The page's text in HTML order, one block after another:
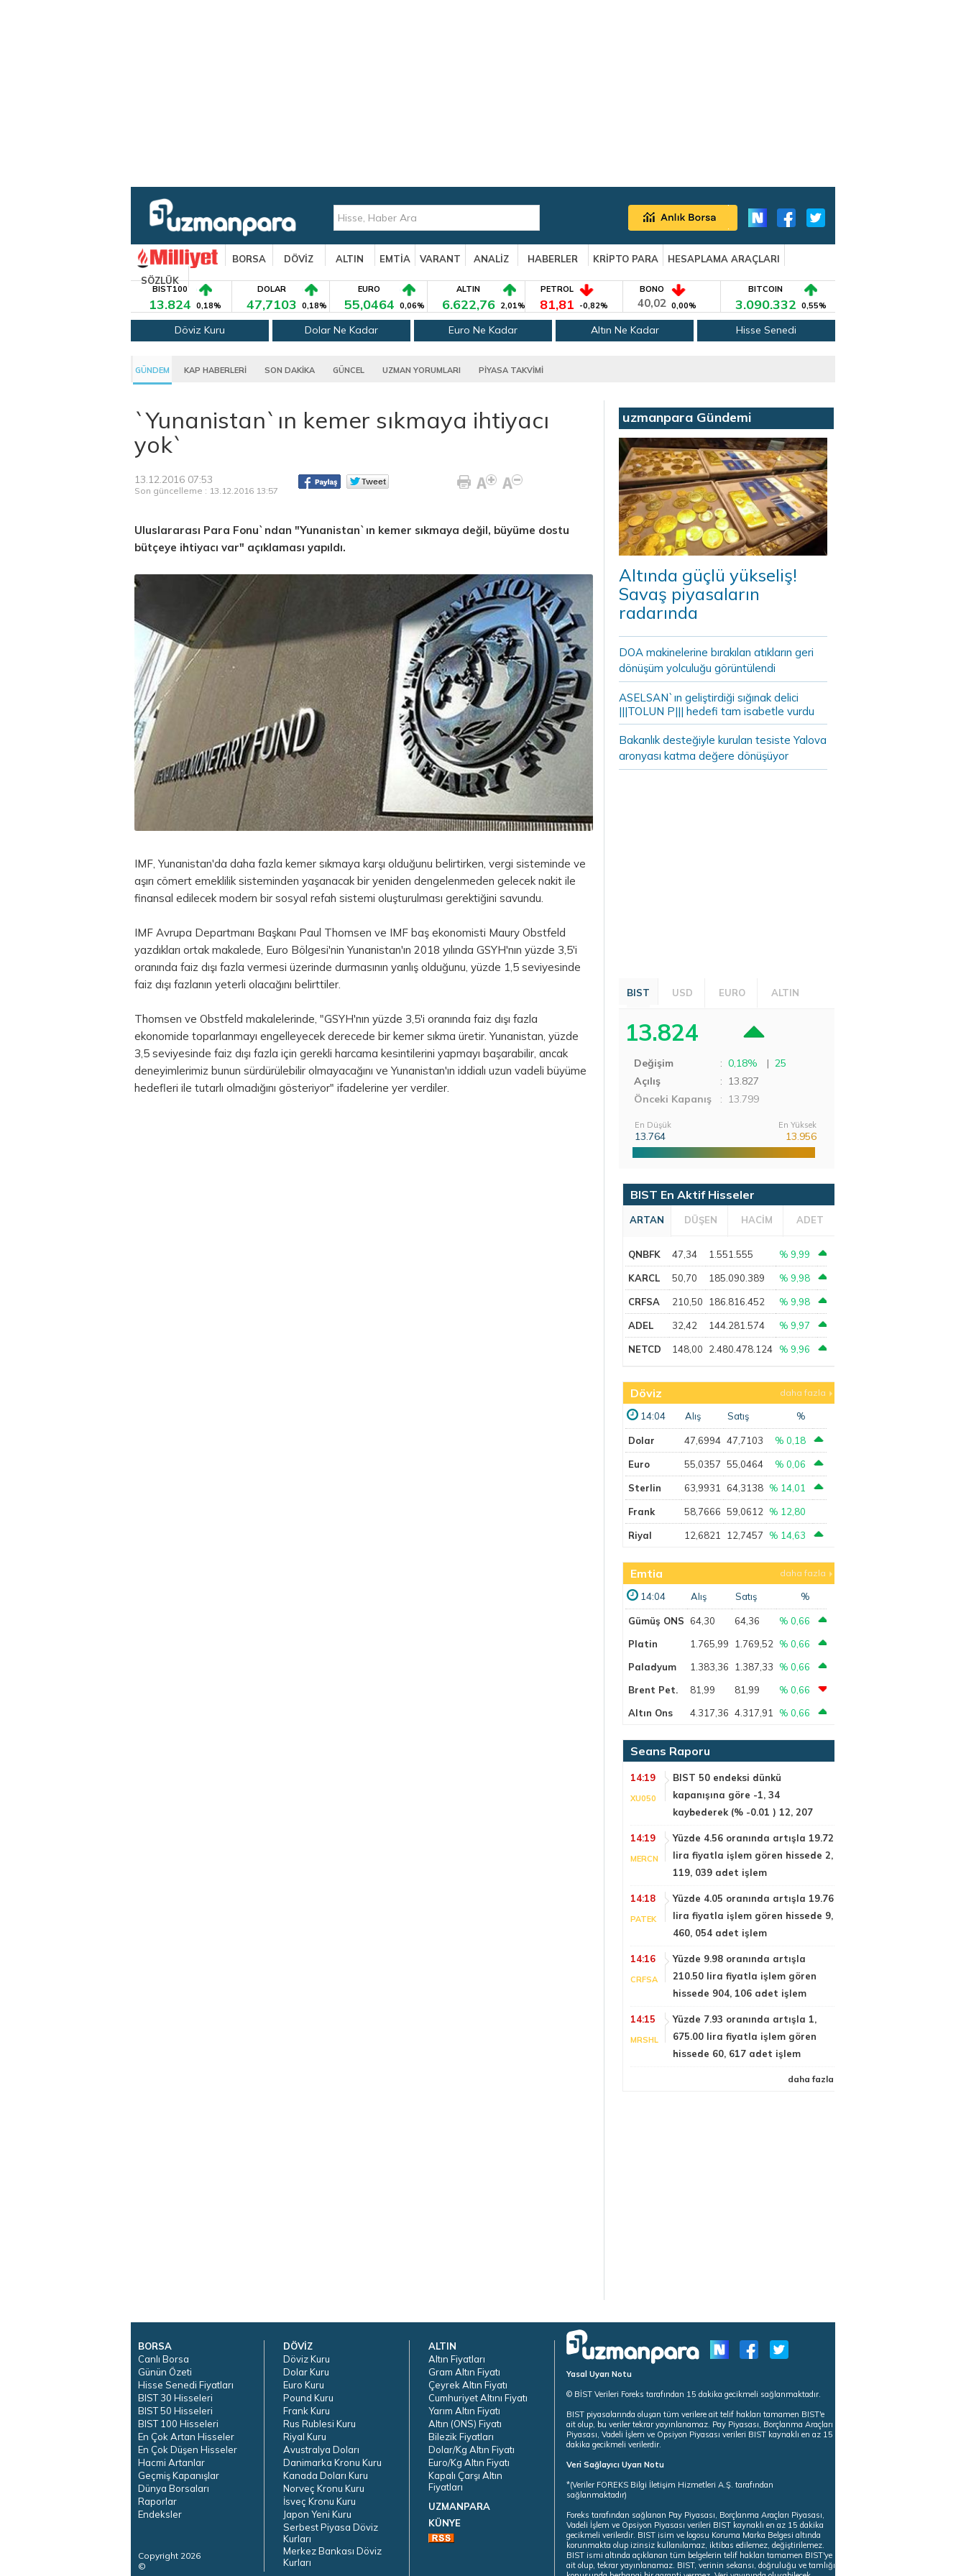
BORSA DÖVİZ ALTIN EMTİA VARANT ANALİZ HABERLER KRİPTO PARA
HESAPLAMA ARAÇLARI
SÖZLÜK
BIST100
13.824 0,18%
DOLAR
47,7103 0,18%
EURO
55,0464 0,06%
ALTIN
6.622,76 2,01%
PETROL
81,81 -0,82%
BONO
40,02 0,00%
BITCOIN
3.090.332 0,55%
Döviz Kuru Dolar Ne Kadar Euro Ne Kadar Altın Ne Kadar Hisse Senedi
GÜNDEM KAP HABERLERİ SON DAKİKA GÜNCEL UZMAN YORUMLARI PİYASA TAKVİMİ
`Yunanistan`ın kemer sıkmaya ihtiyacı
yok`
13.12.2016 07:53
Son güncelleme : 13.12.2016 13:57
Uluslararası Para Fonu`ndan "Yunanistan`ın kemer sıkmaya değil, büyüme dostu
bütçeye ihtiyacı var" açıklaması yapıldı.
IMF, Yunanistan'da daha fazla kemer sıkmaya karşı olduğunu belirtirken, vergi sisteminde ve
aşırı cömert emeklilik sisteminden yaşanacak bir yeniden dengelenmeden gelecek nakit ile
finansal edilecek modern bir sosyal refah sistemi oluşturulması gerektiğini savundu.
IMF Avrupa Departmanı Başkanı Paul Thomsen ve IMF baş ekonomisti Maury Obstfeld
yazdıkları ortak makalede, Euro Bölgesi'nin Yunanistan'ın 2018 yılında GSYH'nın yüzde 3,5'i
oranında faiz dışı fazla vermesi üzerinde durmasının yanlış olduğunu, yüzde 1,5 seviyesinde
faiz dışı fazlanın yeterli olacağını belirttiler.
Thomsen ve Obstfeld makalelerinde, "GSYH'nın yüzde 3,5'i oranında faiz dışı fazla
ekonomide toparlanmayı engelleyecek derecede bir kemer sıkma üretir. Yunanistan, yüzde
3,5 seviyesinde faiz dışı fazla için gerekli harcama kesintilerini yapmayı başarabilir, ancak
deneyimlerimiz bunun sürdürülebilir olmayacağını ve Yunanistan'ın iddialı uzun vadeli büyüme
hedefleri ile tutarlı olmadığını gösteriyor" ifadelerine yer verdiler.
uzmanpara Gündemi
Altında güçlü yükseliş!
Savaş piyasaların
radarında
DOA makinelerine bırakılan atıkların geri
dönüşüm yolculuğu görüntülendi
ASELSAN`ın geliştirdiği sığınak delici
|||TOLUN P||| hedefi tam isabetle vurdu
Bakanlık desteğiyle kurulan tesiste Yalova
aronyası katma değere dönüşüyor
BIST USD EURO ALTIN
13.824
Değişim : 0,18% | 25
Açılış
: 13.827
Önceki Kapanış
: 13.799
En Düşük
13.764
En Yüksek
13.956
BIST En Aktif Hisseler
ARTAN DÜŞEN HACİM ADET
QNBFK 47,34 1.551.555 % 9,99
KARCL 50,70 185.090.389 % 9,98
CRFSA 210,50 186.816.452 % 9,98
ADEL 32,42 144.281.574 % 9,97
NETCD 148,00 2.480.478.124 % 9,96
Döviz daha fazla
14:04 Alış Satış %
Dolar 47,6994 47,7103 % 0,18
Euro 55,0357 55,0464 % 0,06
Sterlin 63,9931 64,3138 % 14,01
Frank 58,7666 59,0612 % 12,80
Riyal 12,6821 12,7457 % 14,63
Emtia daha fazla
14:04 Alış Satış %
Gümüş ONS 64,30 64,36
% 0,66
Platin
1.765,99 1.769,52
% 0,66
Paladyum
1.383,36 1.387,33
% 0,66
Brent Pet.
81,99 81,99
% 0,66
Altın Ons
4.317,36 4.317,91 % 0,66
Seans Raporu
14:19
XU050
BIST 50 endeksi dünkü
kapanışına göre -1, 34
kaybederek (% -0.01 ) 12, 207
14:19
MERCN
Yüzde 4.56 oranında artışla 19.72
lira fiyatla işlem gören hissede 2,
119, 039 adet işlem
14:18
PATEK
Yüzde 4.05 oranında artışla 19.76
lira fiyatla işlem gören hissede 9,
460, 054 adet işlem
14:16
CRFSA
Yüzde 9.98 oranında artışla
210.50 lira fiyatla işlem gören
hissede 904, 106 adet işlem
14:15
MRSHL
Yüzde 7.93 oranında artışla 1,
675.00 lira fiyatla işlem gören
hissede 60, 617 adet işlem
daha fazla
BORSA
Canlı Borsa
Günün Özeti
Hisse Senedi Fiyatları
BIST 30 Hisseleri
BIST 50 Hisseleri
BIST 100 Hisseleri
En Çok Artan Hisseler
En Çok Düşen Hisseler
Hacmi Artanlar
Geçmiş Kapanışlar
Dünya Borsaları
Raporlar
Endeksler
Copyright 2026
©
DÖVİZ
Döviz Kuru
Dolar Kuru
Euro Kuru
Pound Kuru
Frank Kuru
Rus Rublesi Kuru
Riyal Kuru
Avustralya Doları
Danimarka Kronu Kuru
Kanada Doları Kuru
Norveç Kronu Kuru
İsveç Kronu Kuru
Japon Yeni Kuru
Serbest Piyasa Döviz
Kurları
Merkez Bankası Döviz
Kurları
ALTIN
Altın Fiyatları
Gram Altın Fiyatı
Çeyrek Altın Fiyatı
Cumhuriyet Altını Fiyatı
Yarım Altın Fiyatı
Altın (ONS) Fiyatı
Bilezik Fiyatları
Dolar/Kg Altın Fiyatı
Euro/Kg Altın Fiyatı
Kapalı Çarşı Altın
Fiyatları
UZMANPARA
KÜNYE
Yasal Uyarı Notu
© BİST Verileri Foreks tarafından 15 dakika gecikmeli sağlanmaktadır.
BIST piyasalarında oluşan tüm verilere ait telif hakları tamamen BIST'e
ait olup, bu veriler tekrar yayınlanamaz. Pay Piyasası, Borçlanma Araçları
Piyasası, Vadeli İşlem ve Opsiyon Piyasası verileri BIST kaynaklı en az 15
dakika gecikmeli verilerdir.
Veri Sağlayıcı Uyarı Notu
*(Veriler FOREKS Bilgi İletişim Hizmetleri A.Ş. tarafından
sağlanmaktadır)
Foreks tarafından sağlanan Pay Piyasası, Borçlanma Araçları Piyasası,
Vadeli İşlem ve Opsiyon Piyasası verileri BIST kaynaklı en az 15 dakika
gecikmeli verilerdir. BIST isim ve logosu Koruma Marka Belgesi altında
korunmakta olup izinsiz kullanılamaz, iktibas edilemez, değiştirilemez.
BIST ismi altında açıklanan tüm belgelerin telif hakları tamamen BIST'ye
ait olup, tekrar yayınlanamaz. BIST, verinin sekansı, doğruluğu ve tamlığı